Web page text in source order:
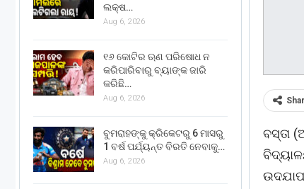
ବସ୍ତା
ଲକ୍ଷ…
Aug 6, 2026
୧୬ କୋଟିର ଋଣ ପରିଷୋଧ ନ
କରିପାରିବାରୁ ବ୍ୟାଙ୍କ ଜାରି
କରିଛି…
Aug 6, 2026
ବୁମରାହଙ୍କୁ କ୍ରିକେଟରୁ 6 ମାସରୁ
1 ବର୍ଷ ପର୍ଯ୍ୟନ୍ତ ବିରତି ନେବାକୁ…
Aug 6, 2026